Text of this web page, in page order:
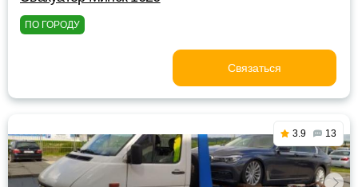
ПО ГОРОДУ
Связаться
3.9 13